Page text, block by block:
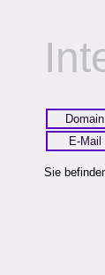
Domain
E-Mail
Sie